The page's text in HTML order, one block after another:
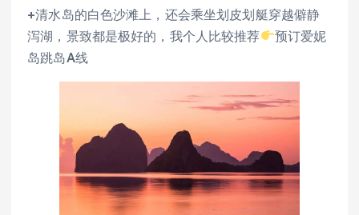
+清水岛的白色沙滩上，还会乘坐划皮划艇穿越僻静
泻湖，景致都是极好的，我个人比较推荐
预订爱妮
岛跳岛A线